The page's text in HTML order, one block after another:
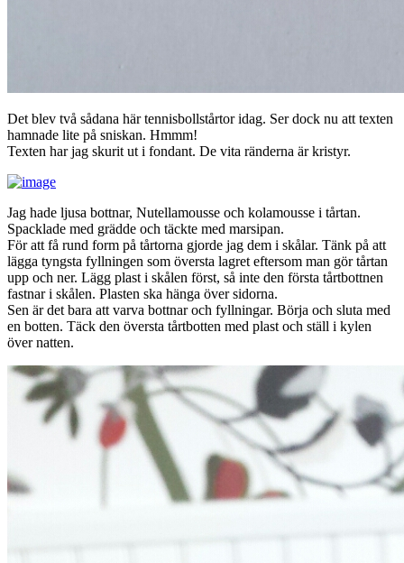
Det blev två sådana här tennisbollstårtor idag. Ser dock nu att texten
hamnade lite på sniskan. Hmmm!
Texten har jag skurit ut i fondant. De vita ränderna är kristyr.
Jag hade ljusa bottnar, Nutellamousse och kolamousse i tårtan.
Spacklade med grädde och täckte med marsipan.
För att få rund form på tårtorna gjorde jag dem i skålar. Tänk på att
lägga tyngsta fyllningen som översta lagret eftersom man gör tårtan
upp och ner. Lägg plast i skålen först, så inte den första tårtbottnen
fastnar i skålen. Plasten ska hänga över sidorna.
Sen är det bara att varva bottnar och fyllningar. Börja och sluta med
en botten. Täck den översta tårtbotten med plast och ställ i kylen
över natten.